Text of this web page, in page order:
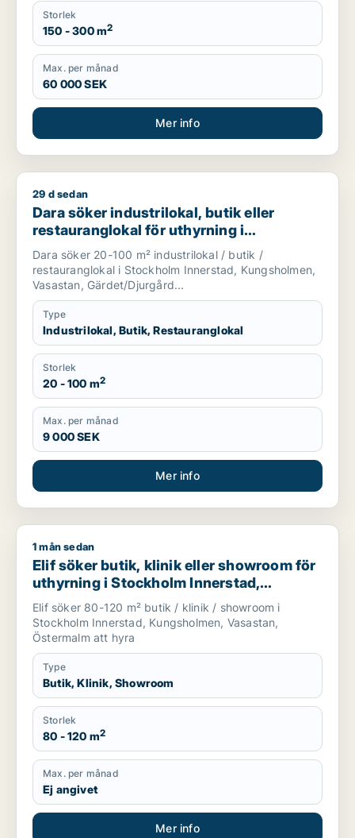
Storlek
150 - 300 m2
Max. per månad
60 000 SEK
Mer info
Dara söker industrilokal, butik eller restauranglokal för
29 d sedan
Dara söker industrilokal, butik eller
restauranglokal för uthyrning i
Stockholm Innerstad, Kungsholmen eller
Vasastan m.fl.
Dara söker 20-100 m² industrilokal / butik /
restauranglokal i Stockholm Innerstad, Kungsholmen,
Vasastan, Gärdet/Djurgård...
Type
Industrilokal, Butik, Restauranglokal
Storlek
20 - 100 m2
Max. per månad
9 000 SEK
Mer info
Elif söker butik, klinik eller showroom för uthyrning i
1 mån sedan
Elif söker butik, klinik eller showroom för
uthyrning i Stockholm Innerstad,
Kungsholmen eller Vasastan m.fl.
Elif söker 80-120 m² butik / klinik / showroom i
Stockholm Innerstad, Kungsholmen, Vasastan,
Östermalm att hyra
Type
Butik, Klinik, Showroom
Storlek
80 - 120 m2
Max. per månad
Ej angivet
Mer info